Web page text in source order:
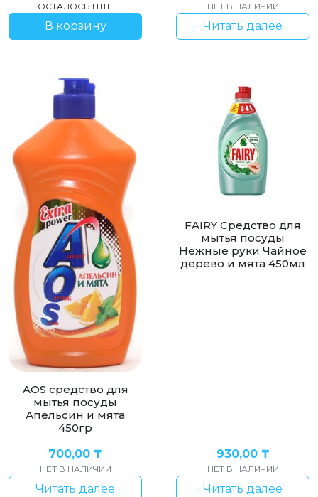
ОСТАЛОСЬ 1 ШТ.
В корзину
НЕТ В НАЛИЧИИ
Читать далее
AOS cредство для
мытья посуды
Апельсин и мята
450гр
700,00 ₸
НЕТ В НАЛИЧИИ
Читать далее
FAIRY Средство для
мытья посуды
Нежные руки Чайное
дерево и мята 450мл
930,00 ₸
НЕТ В НАЛИЧИИ
Читать далее